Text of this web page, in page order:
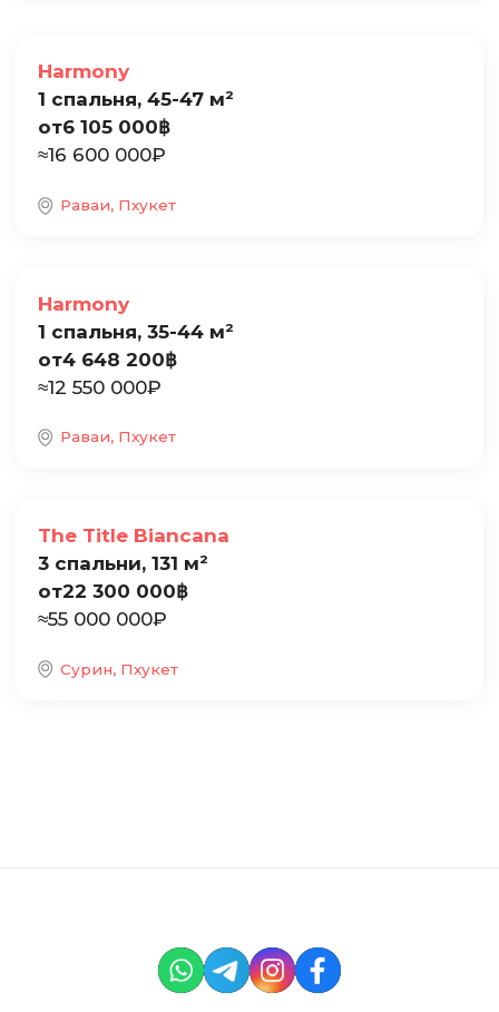
Harmony
1 спальня, 45-47 м²
от6 105 000฿
≈16 600 000₽
Раваи, Пхукет
Harmony
1 спальня, 35-44 м²
от4 648 200฿
≈12 550 000₽
Раваи, Пхукет
The Title Biancana
3 спальни, 131 м²
от22 300 000฿
≈55 000 000₽
Сурин, Пхукет